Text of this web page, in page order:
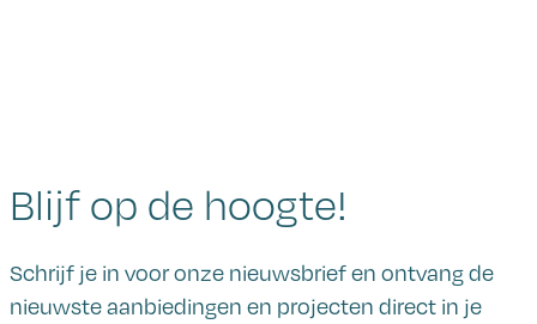
Blijf op de hoogte!
Schrijf je in voor onze nieuwsbrief en ontvang de
nieuwste aanbiedingen en projecten direct in je